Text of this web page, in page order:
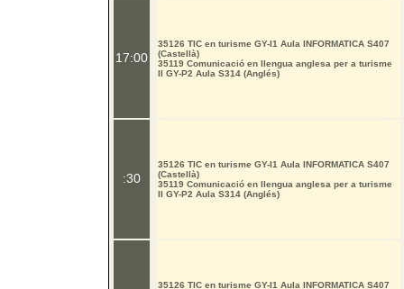
17:00
:30
35126 TIC en turisme GY-I1 Aula INFORMATICA S407
(Castellà)
35119 Comunicació en llengua anglesa per a turisme
II GY-P2 Aula S314 (Anglés)
35126 TIC en turisme GY-I1 Aula INFORMATICA S407
(Castellà)
35119 Comunicació en llengua anglesa per a turisme
II GY-P2 Aula S314 (Anglés)
35126 TIC en turisme GY-I1 Aula INFORMATICA S407